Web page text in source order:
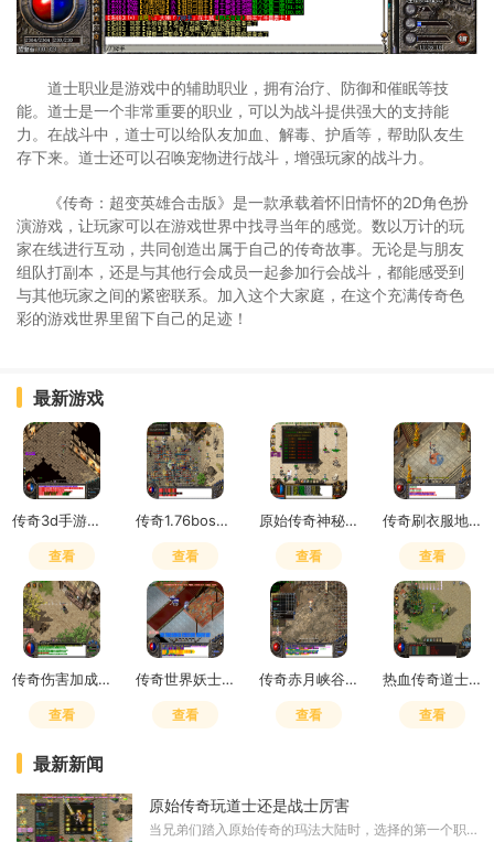
道士职业是游戏中的辅助职业，拥有治疗、防御和催眠等技
能。道士是一个非常重要的职业，可以为战斗提供强大的支持能
力。在战斗中，道士可以给队友加血、解毒、护盾等，帮助队友生
存下来。道士还可以召唤宠物进行战斗，增强玩家的战斗力。
《传奇：超变英雄合击版》是一款承载着怀旧情怀的2D角色扮
演游戏，让玩家可以在游戏世界中找寻当年的感觉。数以万计的玩
家在线进行互动，共同创造出属于自己的传奇故事。无论是与朋友
组队打副本，还是与其他行会成员一起参加行会战斗，都能感受到
与其他玩家之间的紧密联系。加入这个大家庭，在这个充满传奇色
彩的游戏世界里留下自己的足迹！
最新游戏
传奇3d手游是赛季制吗怎么玩
查看
传奇1.76boss掉落
查看
原始传奇神秘之石在哪里获得
查看
传奇刷衣服地点怎么去
查看
传奇伤害加成和致命一击哪个好用
查看
传奇世界妖士有元神吗
查看
传奇赤月峡谷广场药店在哪
查看
热血传奇道士嗜血术吸多少血
查看
最新新闻
原始传奇玩道士还是战士厉害
当兄弟们踏入原始传奇的玛法大陆时，选择的第一个职业往往会决定后续的游戏体验。道士在当前版本中被许多老玩家誉为版本之子，拥有独特的双流派玩法，既能承担团队的守护者角